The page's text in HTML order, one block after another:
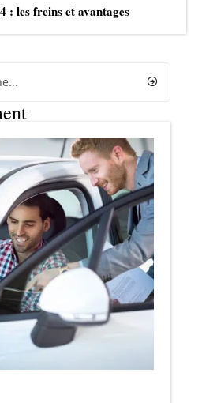
: les freins et avantages